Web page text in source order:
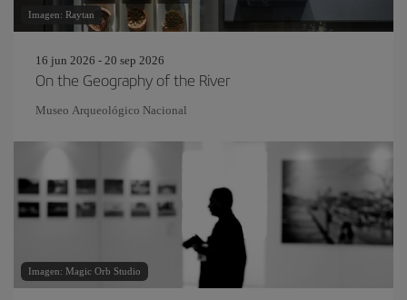
Imagen: Raytan
16 jun 2026 - 20 sep 2026
On the Geography of the River
Museo Arqueológico Nacional
Imagen: Magic Orb Studio